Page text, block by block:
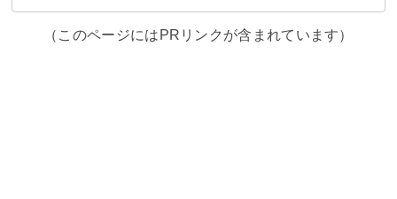
（このページにはPRリンクが含まれています）